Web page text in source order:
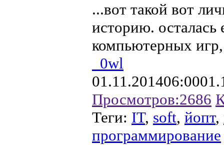
...вот такой вот
историю. осталась
компьютерных
_0wl
01.11.201406:00
Просмотров:2686
Теги: IT, soft, йопт,
программирование